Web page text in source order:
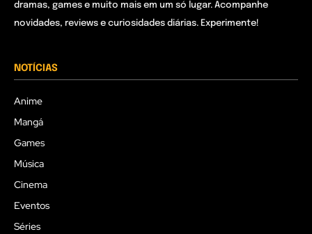
dramas, games e muito mais em um só lugar. Acompanhe
novidades, reviews e curiosidades diárias. Experimente!
NOTÍCIAS
Anime
Mangá
Games
Música
Cinema
Eventos
Séries